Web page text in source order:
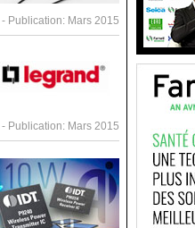
- Publication: Mars 2015
- Publication: Mars 2015